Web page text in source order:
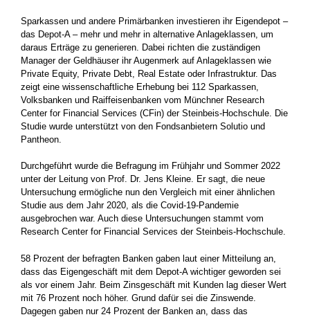
Sparkassen und andere Primärbanken investieren ihr Eigendepot –
das Depot-A – mehr und mehr in alternative Anlageklassen, um
daraus Erträge zu generieren. Dabei richten die zuständigen
Manager der Geldhäuser ihr Augenmerk auf Anlageklassen wie
Private Equity, Private Debt, Real Estate oder Infrastruktur. Das
zeigt eine wissenschaftliche Erhebung bei 112 Sparkassen,
Volksbanken und Raiffeisenbanken vom Münchner Research
Center for Financial Services (CFin) der Steinbeis-Hochschule. Die
Studie wurde unterstützt von den Fondsanbietern Solutio und
Pantheon.
Durchgeführt wurde die Befragung im Frühjahr und Sommer 2022
unter der Leitung von Prof. Dr. Jens Kleine. Er sagt, die neue
Untersuchung ermögliche nun den Vergleich mit einer ähnlichen
Studie aus dem Jahr 2020, als die Covid-19-Pandemie
ausgebrochen war. Auch diese Untersuchungen stammt vom
Research Center for Financial Services der Steinbeis-Hochschule.
58 Prozent der befragten Banken gaben laut einer Mitteilung an,
dass das Eigengeschäft mit dem Depot-A wichtiger geworden sei
als vor einem Jahr. Beim Zinsgeschäft mit Kunden lag dieser Wert
mit 76 Prozent noch höher. Grund dafür sei die Zinswende.
Dagegen gaben nur 24 Prozent der Banken an, dass das